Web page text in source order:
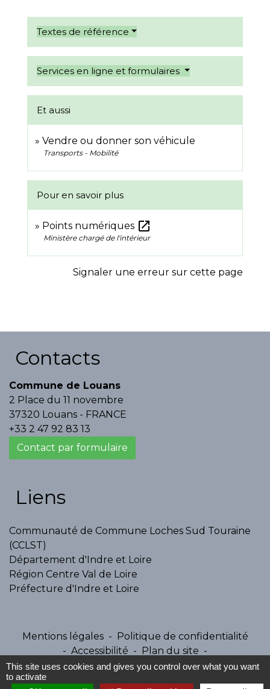
Textes de référence
Services en ligne et formulaires
Et aussi
Vendre ou donner son véhicule
Transports - Mobilité
Pour en savoir plus
Points numériques open_in_new
Ministère chargé de l'intérieur
Signaler une erreur sur cette page
Contacts
Commune de Louans
2 Place du 11 novembre
37320 Louans - FRANCE
+33 2 47 92 83 13
Contact par formulaire
Liens
Communauté de Commune Loches Sud Touraine
(CCLST)
Département d'Indre et Loire
Région Centre Val de Loire
Préfecture d'Indre et Loire
Mentions légales -
Politique de confidentialité
- Accessibilité - Plan du site -
Gestion des cookies
This site uses cookies and gives you control over what you want
to activate